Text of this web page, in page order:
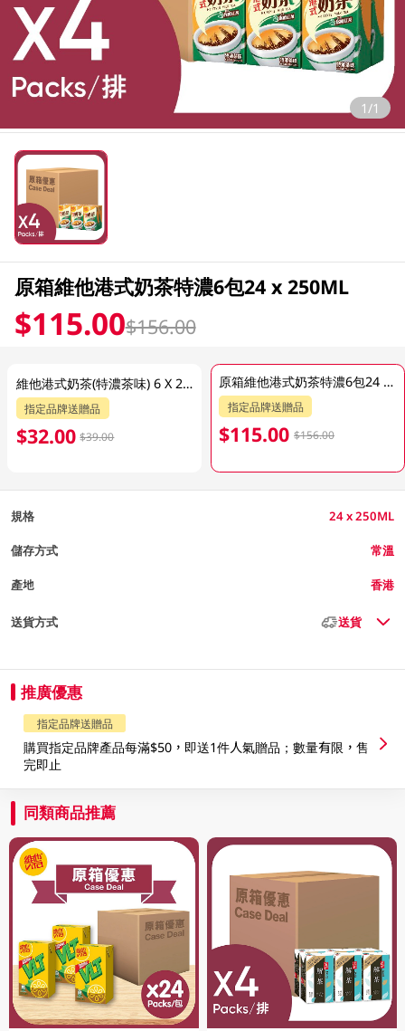
1/1
原箱維他港式奶茶特濃6包24 x 250ML
$115.00$156.00
維他港式奶茶(特濃茶味) 6 X 250ML (新舊包裝隨機發貨) (包裝隨機發放)
指定品牌送贈品
$32.00 $39.00
原箱維他港式奶茶特濃6包24 x 250ML
指定品牌送贈品
$115.00 $156.00
規格 24 x 250ML
儲存方式 常溫
產地 香港
送貨方式 送貨
推廣優惠
指定品牌送贈品
購買指定品牌產品每滿$50，即送1件人氣贈品；數量有限，售
完即止
同類商品推薦